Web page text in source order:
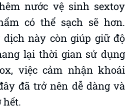
nước vệ sinh sextoy
có thể sạch sẽ hơn.
dịch này còn giúp giữ độ
lại thời gian sử dụng
việc cảm nhận khoái
đã trở nên dễ dàng và
hết.